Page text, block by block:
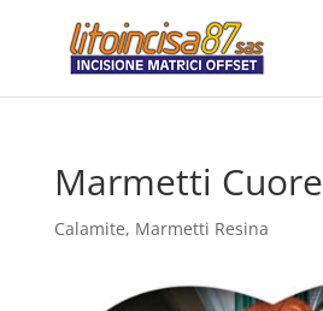
Marmetti Cuore
Calamite, Marmetti Resina